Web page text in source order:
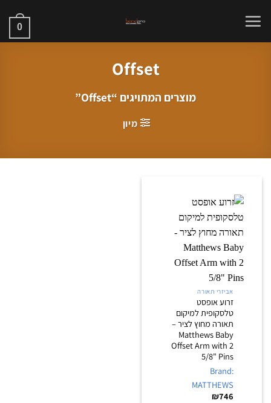
0
Offset
מוצרים המתויגים “Offset”
מיון
אביזרי תאורה
זרוע אופסט
טלסקופית למיקום
תאורה מחוץ לציר –
Matthews Baby
Offset Arm with 2
5/8" Pins
Brand:
MATTHEWS
₪746